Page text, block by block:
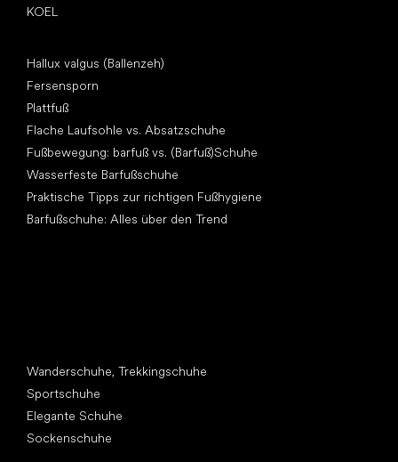
KOEL
Hallux valgus (Ballenzeh)
Fersensporn
Plattfuß
Flache Laufsohle vs. Absatzschuhe
Fußbewegung: barfuß vs. (Barfuß)Schuhe
Wasserfeste Barfußschuhe
Praktische Tipps zur richtigen Fußhygiene
Barfußschuhe: Alles über den Trend
Wanderschuhe, Trekkingschuhe
Sportschuhe
Elegante Schuhe
Sockenschuhe